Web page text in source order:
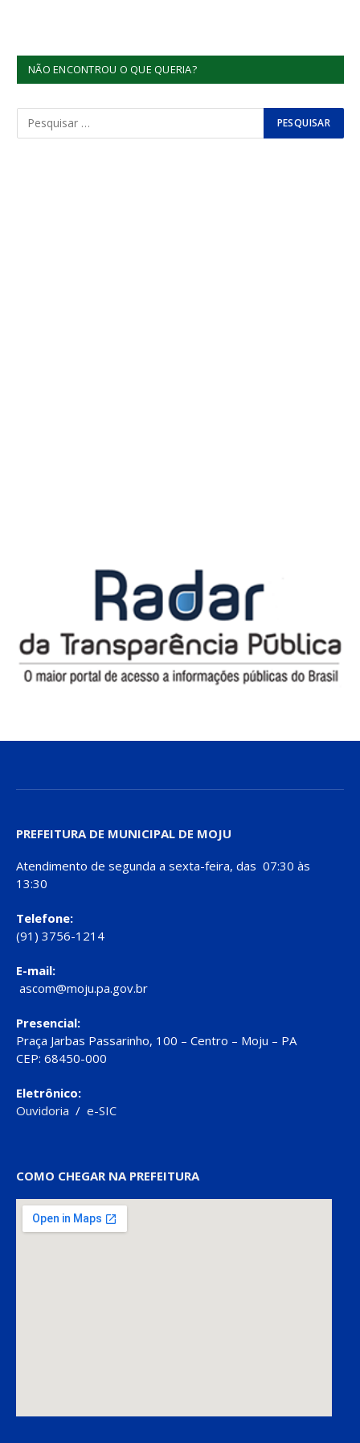
NÃO ENCONTROU O QUE QUERIA?
PREFEITURA DE MUNICIPAL DE MOJU
Atendimento de segunda a sexta-feira, das 07:30 às
13:30
Telefone:
(91) 3756-1214
E-mail:
ascom@moju.pa.gov.br
Presencial:
Praça Jarbas Passarinho, 100 – Centro – Moju – PA
CEP: 68450-000
Eletrônico:
Ouvidoria / e-SIC
COMO CHEGAR NA PREFEITURA